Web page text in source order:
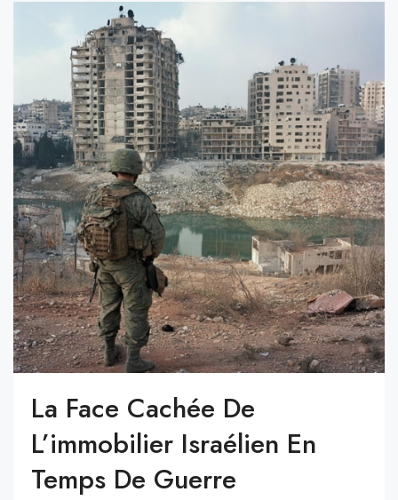
La Face Cachée De
L’immobilier Israélien En
Temps De Guerre